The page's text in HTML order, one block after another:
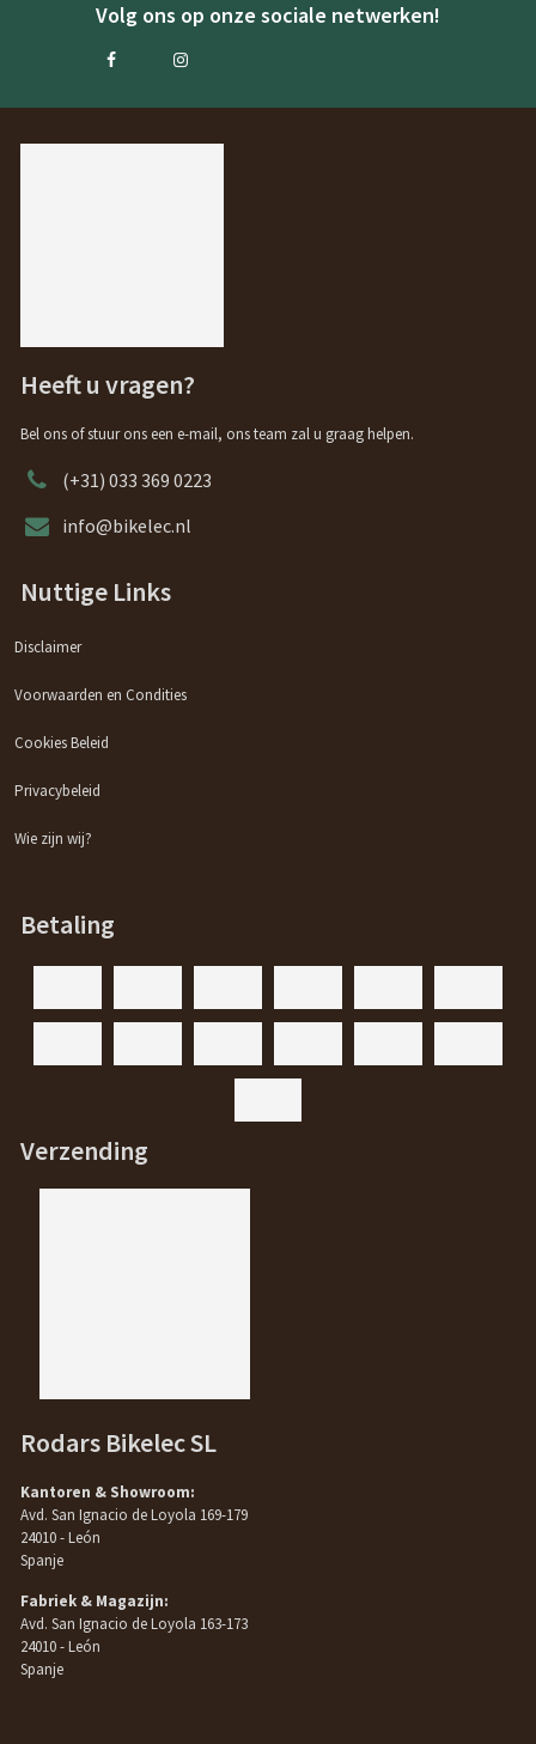
Volg ons op onze sociale netwerken!
Heeft u vragen?
Bel ons of stuur ons een e-mail, ons team zal u graag helpen.
(+31) 033 369 0223
info@bikelec.nl
Nuttige Links
Disclaimer
Voorwaarden en Condities
Cookies Beleid
Privacybeleid
Wie zijn wij?
Betaling
Verzending
Rodars Bikelec SL
Kantoren & Showroom:
Avd. San Ignacio de Loyola 169-179
24010 - León
Spanje
Fabriek & Magazijn:
Avd. San Ignacio de Loyola 163-173
24010 - León
Spanje